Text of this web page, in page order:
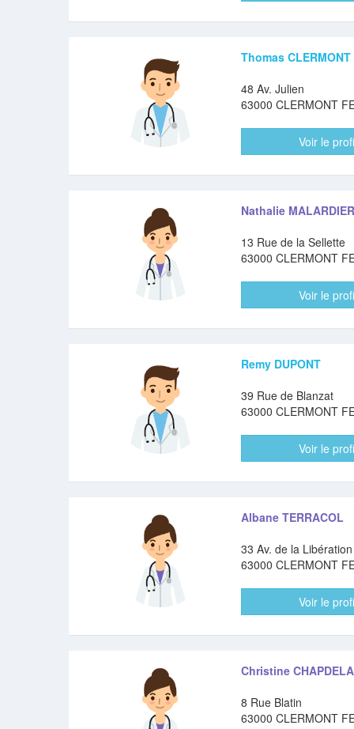
Thomas CLERMONT
48 Av. Julien
63000 CLERMONT
Voir le
Nathalie MALARDIER
13 Rue de la Sellette
63000 CLERMONT
Voir le
Remy DUPONT
39 Rue de Blanzat
63000 CLERMONT
Voir le
Albane TERRACOL
33 Av. de la Libération
63000 CLERMONT
Voir le
Christine
8 Rue Blatin
63000 CLERMONT